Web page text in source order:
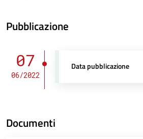
Pubblicazione
07
06/2022
Data pubblicazione
Documenti